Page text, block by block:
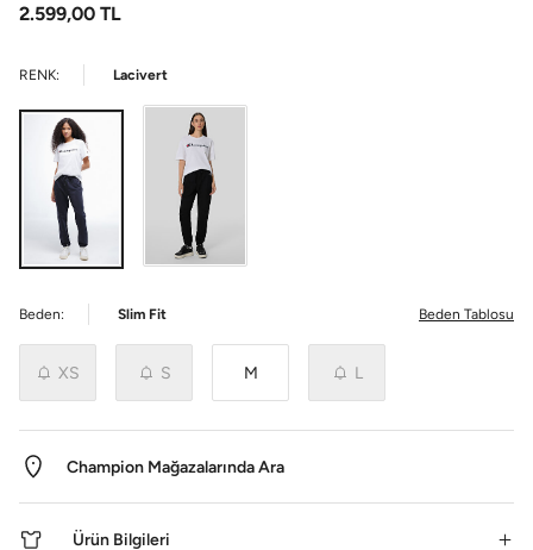
2.599,00 TL
RENK: Lacivert
Beden: Slim Fit Beden Tablosu
XS S M L
Champion Mağazalarında Ara
Ürün Bilgileri